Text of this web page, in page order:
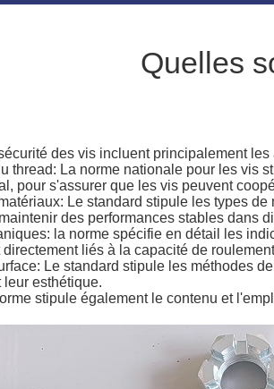
Quelles
des vis incluent principalement les
thread: La norme nationale pour les vis
pour s'assurer que les vis peuvent
Le standard stipule les types
des performances stables dans
la norme spécifie en détail les
liés à la capacité de
Le standard stipule les méthodes
esthétique.
stipule également le contenu et